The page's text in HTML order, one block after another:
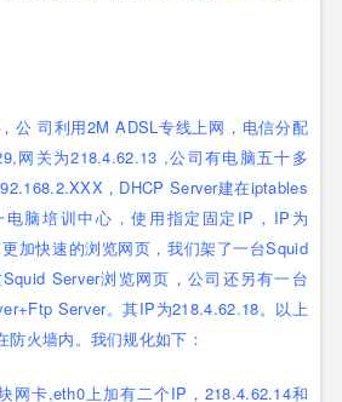
公 司利用2M ADSL专线上网，电信分配
网关为218.4.62.13 ,公司有电脑五十多
，DHCP Server建在iptables
电脑培训中心，使用指定固定IP，IP为
加快速的浏览网页，我们架了一台Squid
Server浏览网页，公司还另有一台
Server。其IP为218.4.62.18。以上
防火墙内。我们规化如下：
网卡,eth0上加有二个IP，218.4.62.14和